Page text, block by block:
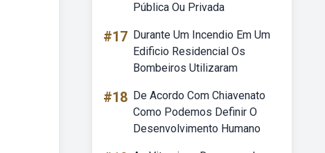
Pública Ou Privada
#17 Durante Um Incendio Em Um
Edificio Residencial Os
Bombeiros Utilizaram
#18 De Acordo Com Chiavenato
Como Podemos Definir O
Desenvolvimento Humano